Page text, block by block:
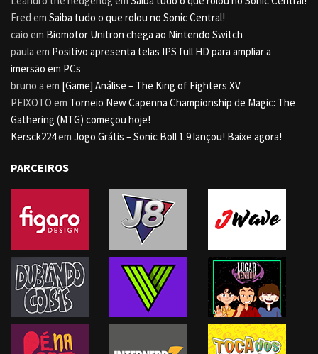
Fred em Saiba tudo o que rolou no Sonic Central!
caio em Biomotor Unitron chega ao Nintendo Switch
paula em Positivo apresenta telas IPS full HD para ampliar a
imersão em PCs
bruno a em [Game] Análise – The King of Fighters XV
PEIXOTO em Torneio New Capenna Championship de Magic: The
Gathering (MTG) começou hoje!
Kersck224em Jogo Grátis – Sonic Boll 1.9 lançou! Baixe agora!
PARCEIROS